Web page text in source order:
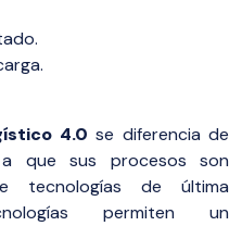
4.0 se diferencia de
que sus procesos son
tecnologías de última
permiten un